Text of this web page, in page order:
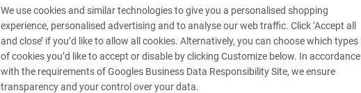
I 2025 investerede vi samlet set betydelige
ressourcer i kompetenceudvikling. På tværs af
virksomheden brugte vi i alt 804 timer - det er et
gennemsnit på 15 timer pr. medarbejder - på
We use cookies and similar technologies to give you a personalised shopping
experience, personalised advertising and to analyse our web traffic. Click ‘Accept all
and close’ if you’d like to allow all cookies. Alternatively, you can choose which types
of cookies you’d like to accept or disable by clicking Customize below. In accordance
with the requirements ofGoogles Business Data Responsibility Site, we ensure
transparency and your control over your data.